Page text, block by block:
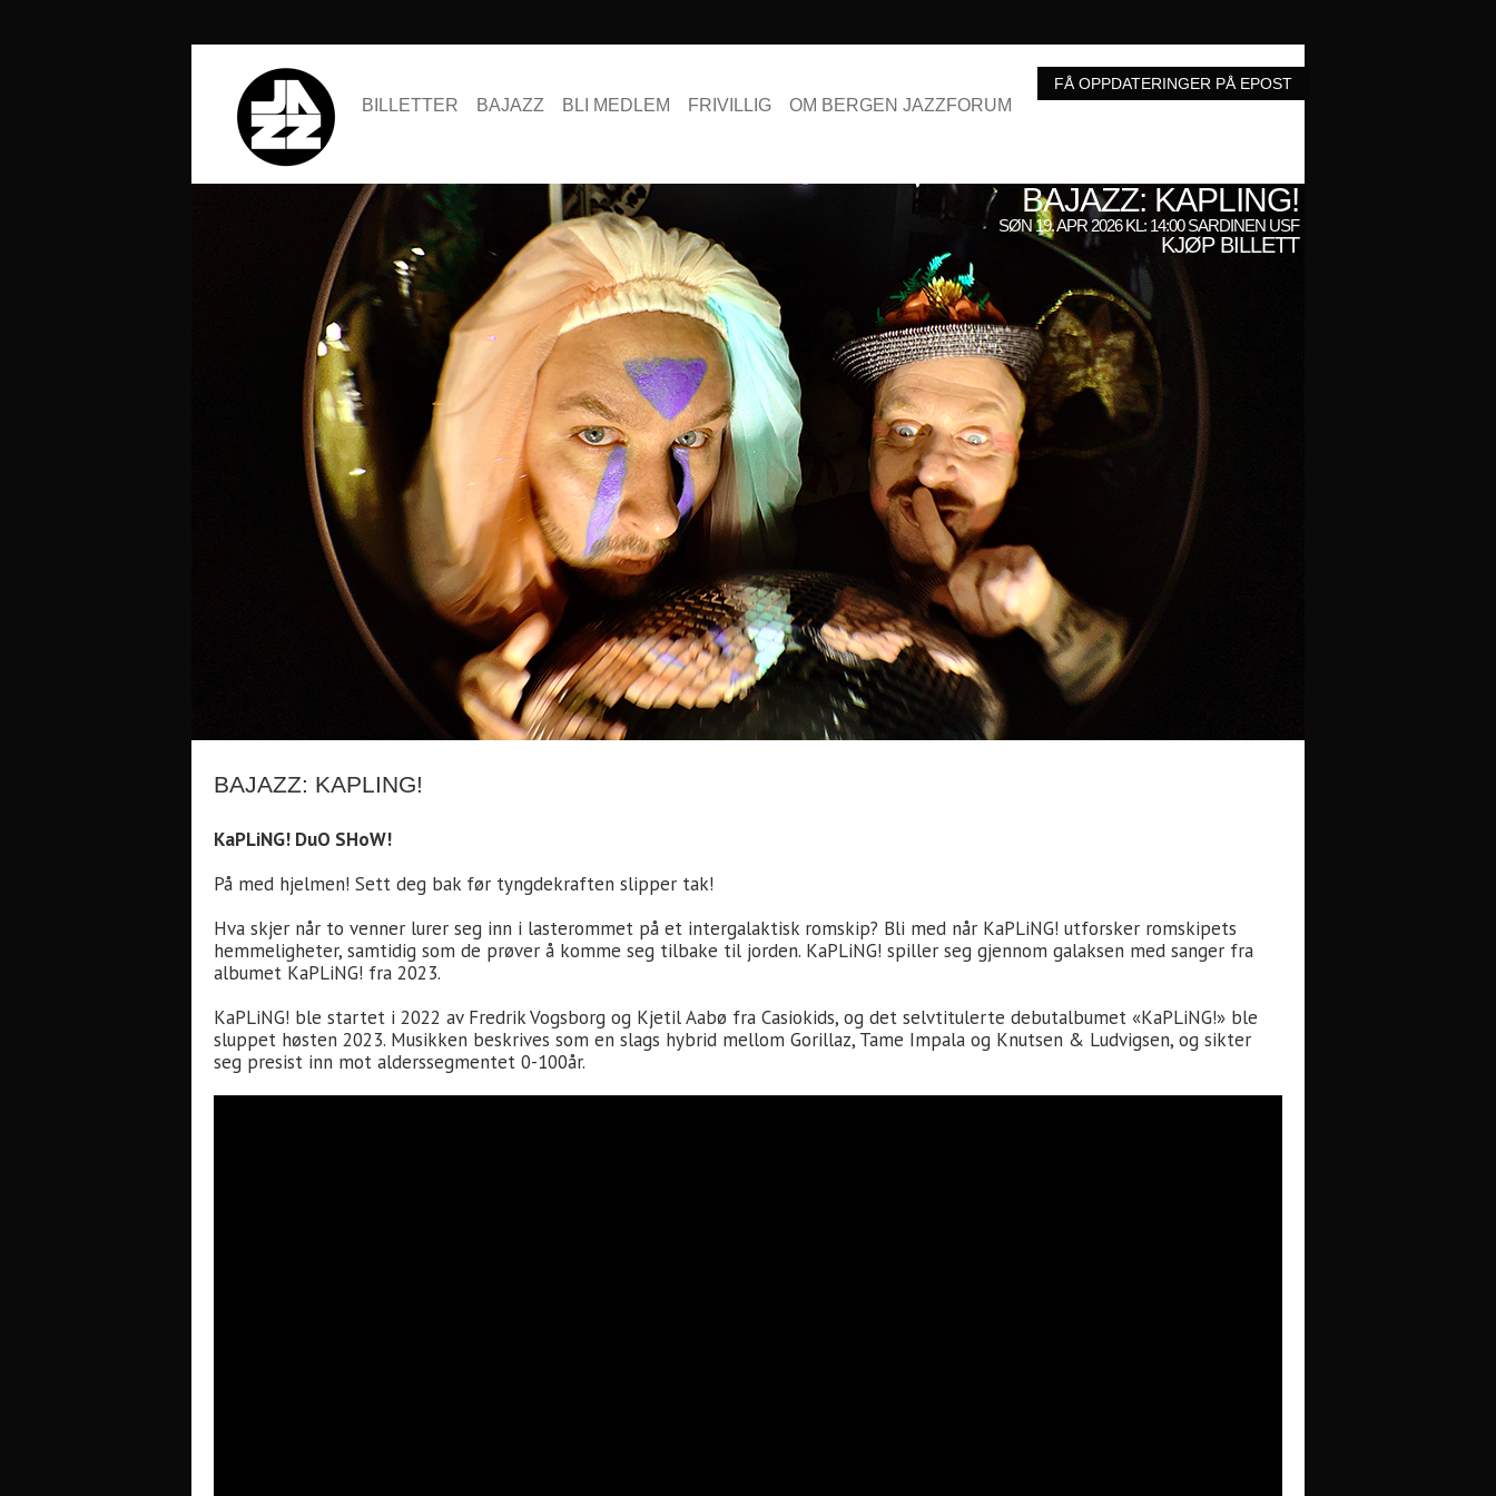
BILLETTER BAJAZZ BLI MEDLEM FRIVILLIG OM BERGEN JAZZFORUM
BAJAZZ: KAPLING!
SØN 19. APR 2026 KL: 14:00 SARDINEN USF
KJØP BILLETT
BAJAZZ: KAPLING!
KaPLiNG! DuO SHoW!
På med hjelmen! Sett deg bak før tyngdekraften slipper tak!
Hva skjer når to venner lurer seg inn i lasterommet på et intergalaktisk romskip? Bli med når KaPLiNG! utforsker romskipets
hemmeligheter, samtidig som de prøver å komme seg tilbake til jorden. KaPLiNG! spiller seg gjennom galaksen med sanger fra
albumet KaPLiNG! fra 2023.
KaPLiNG! ble startet i 2022 av Fredrik Vogsborg og Kjetil Aabø fra Casiokids, og det selvtitulerte debutalbumet «KaPLiNG!» ble
sluppet høsten 2023. Musikken beskrives som en slags hybrid mellom Gorillaz, Tame Impala og Knutsen & Ludvigsen, og sikter
seg presist inn mot alderssegmentet 0-100år.